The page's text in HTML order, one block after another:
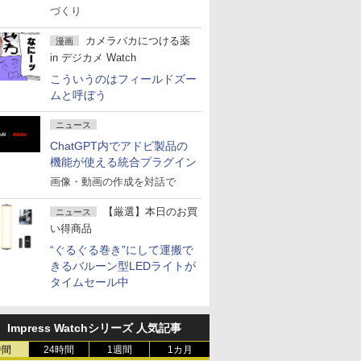
づくり
漫画
カメラバカにつける薬
in デジカメ Watch
こういうのはフィールドズー
ムと呼ぼう
ニュース
ChatGPT内でアドビ製品の
機能が使える統合プラグイン
画像・動画の作成を対話で
ニュース
【厳選】本日のお買
い得商品
“ぐるぐる巻き”にして運搬で
きるバルーン型LEDライトが
タイムセール中
Impress Watchシリーズ 人気記事
24時間 1週間 1カ月